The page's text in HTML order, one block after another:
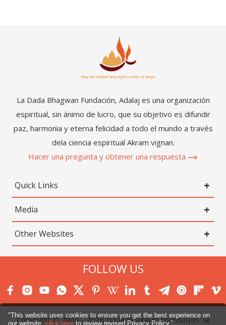
"This website uses cookies to ensure you get the best experience on
our website.click hereto review revised Privacy Policy."
La Dada Bhagwan Fundación, Adalaj es una organización
espiritual, sin ánimo de lucro, que su objetivo es difundir
paz, harmonia y eterna felicidad a todo el mundo a través
dela ciencia espiritual Akram vignan.
Hacer una pregunta y obtener una respuesta
Quick Links
Media
Other Websites
FOLLOW US
Copyright © 2000 -2026Dada Bhagwan Foundation. All